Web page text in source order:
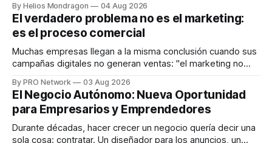
dispositivos inteligentes, inteligencia artificial y monitoreo
en tiempo real para ayudar a las personas a tomar mejores
decisiones sobre su salud metabólica. Su propuesta busca
responder
By Helios Mondragon 04 Aug 2026
El verdadero problema no es el marketing:
es el proceso comercial
Muchas empresas llegan a la misma conclusión cuando sus
campañas digitales no generan ventas: "el marketing no
INTERIUS, el problema suele estar en otro lugar. Durante
una entrevista para el podcast SER PRO, el especialista en
marketing digital explicó que
By PRO Network 03 Aug 2026
El Negocio Autónomo: Nueva Oportunidad
para Empresarios y Emprendedores
Durante décadas, hacer crecer un negocio quería decir una
sola cosa: contratar. Un diseñador para los anuncios, un